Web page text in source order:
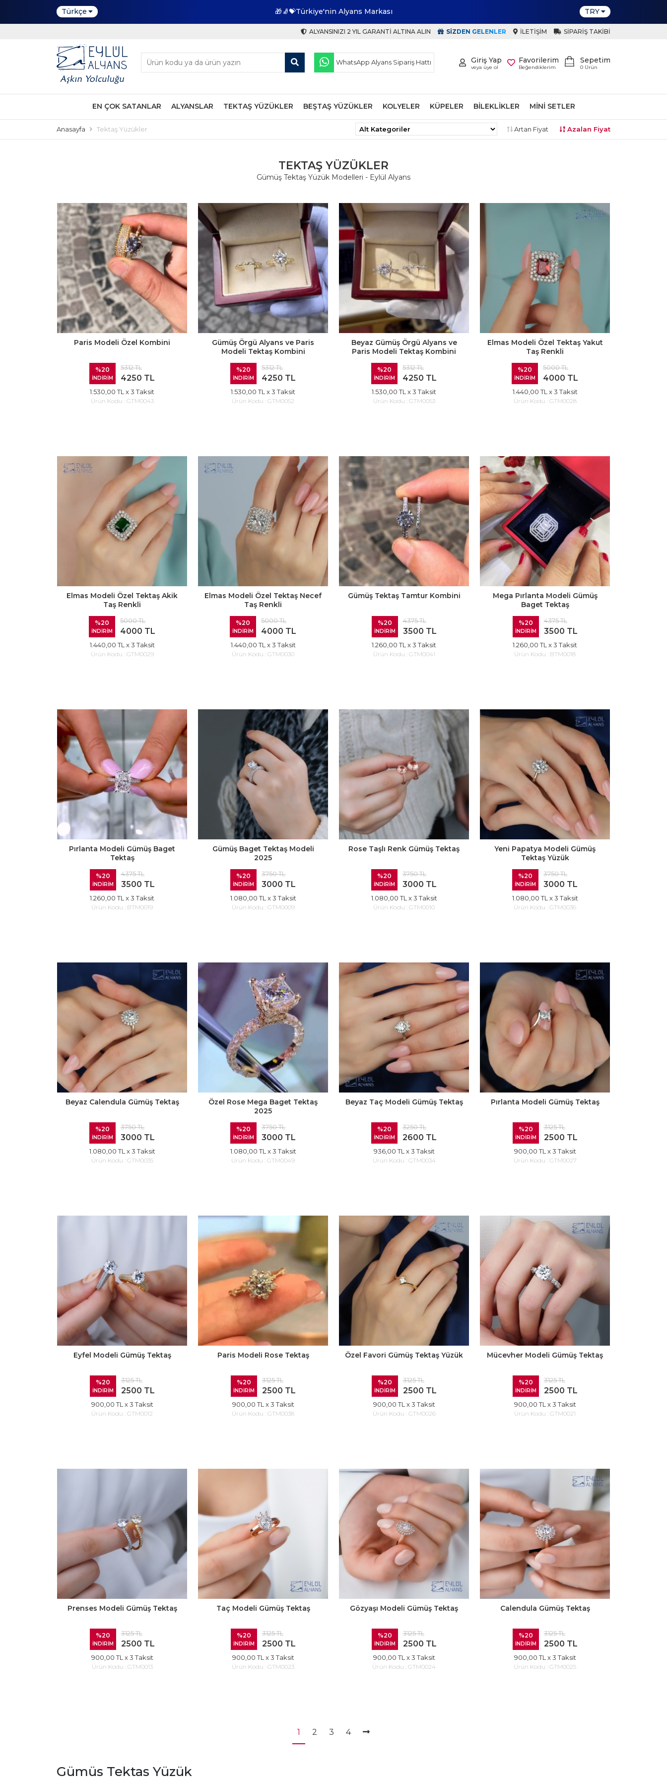
Türkçe 🎁🧦💝Türkiye'nin Alyans Markası TRY
ALYANSINIZI 2 YIL GARANTI ALTINA ALIN SIZDEN GELENLER İLETIŞIM SIPARIŞ TAKIBI
Sepetim
0 Ürün
Favorilerim
Beğendiklerim
Giriş Yap
veya üye ol
WhatsApp Alyans Sipariş Hattı
EN ÇOK SATANLAR ALYANSLAR TEKTAŞ YÜZÜKLER BEŞTAŞ YÜZÜKLER KOLYELER KÜPELER BILEKLIKLER MINI SETLER
Anasayfa Tektaş Yüzükler Artan Fiyat Azalan Fiyat
TEKTAŞ YÜZÜKLER
Gümüş Tektaş Yüzük Modelleri - Eylül Alyans
Paris Modeli Özel Kombini
%20
İNDİRİM
5312 TL
4250 TL
1.530,00 TL x 3 Taksit
Ürün Kodu : GTM0043
Gümüş Örgü Alyans ve Paris
Modeli Tektaş Kombini
%20
İNDİRİM
5312 TL
4250 TL
1.530,00 TL x 3 Taksit
Ürün Kodu : GTM0052
Beyaz Gümüş Örgü Alyans ve
Paris Modeli Tektaş Kombini
%20
İNDİRİM
5312 TL
4250 TL
1.530,00 TL x 3 Taksit
Ürün Kodu : GTM0053
Elmas Modeli Özel Tektaş Yakut
Taş Renkli
%20
İNDİRİM
5000 TL
4000 TL
1.440,00 TL x 3 Taksit
Ürün Kodu : GTM0028
Elmas Modeli Özel Tektaş Akik
Taş Renkli
%20
İNDİRİM
5000 TL
4000 TL
1.440,00 TL x 3 Taksit
Ürün Kodu : GTM0029
Elmas Modeli Özel Tektaş Necef
Taş Renkli
%20
İNDİRİM
5000 TL
4000 TL
1.440,00 TL x 3 Taksit
Ürün Kodu : GTM0030
Gümüş Tektaş Tamtur Kombini
%20
İNDİRİM
4375 TL
3500 TL
1.260,00 TL x 3 Taksit
Ürün Kodu : GTM0041
Mega Pırlanta Modeli Gümüş
Baget Tektaş
%20
İNDİRİM
4375 TL
3500 TL
1.260,00 TL x 3 Taksit
Ürün Kodu : BTM0018
Pırlanta Modeli Gümüş Baget
Tektaş
%20
İNDİRİM
4375 TL
3500 TL
1.260,00 TL x 3 Taksit
Ürün Kodu : BTM0019
Gümüş Baget Tektaş Modeli
2025
%20
İNDİRİM
3750 TL
3000 TL
1.080,00 TL x 3 Taksit
Ürün Kodu : GTM0009
Rose Taşlı Renk Gümüş Tektaş
%20
İNDİRİM
3750 TL
3000 TL
1.080,00 TL x 3 Taksit
Ürün Kodu : GTM0010
Yeni Papatya Modeli Gümüş
Tektaş Yüzük
%20
İNDİRİM
3750 TL
3000 TL
1.080,00 TL x 3 Taksit
Ürün Kodu : GTM0036
Beyaz Calendula Gümüş Tektaş
%20
İNDİRİM
3750 TL
3000 TL
1.080,00 TL x 3 Taksit
Ürün Kodu : GTM0035
Özel Rose Mega Baget Tektaş
2025
%20
İNDİRİM
3750 TL
3000 TL
1.080,00 TL x 3 Taksit
Ürün Kodu : GTM0049
Beyaz Taç Modeli Gümüş Tektaş
%20
İNDİRİM
3250 TL
2600 TL
936,00 TL x 3 Taksit
Ürün Kodu : GTM0034
Pırlanta Modeli Gümüş Tektaş
%20
İNDİRİM
3125 TL
2500 TL
900,00 TL x 3 Taksit
Ürün Kodu : GTM0027
Eyfel Modeli Gümüş Tektaş
%20
İNDİRİM
3125 TL
2500 TL
900,00 TL x 3 Taksit
Ürün Kodu : GTM0012
Paris Modeli Rose Tektaş
%20
İNDİRİM
3125 TL
2500 TL
900,00 TL x 3 Taksit
Ürün Kodu : GTM0038
Özel Favori Gümüş Tektaş Yüzük
%20
İNDİRİM
3125 TL
2500 TL
900,00 TL x 3 Taksit
Ürün Kodu : GTM0026
Mücevher Modeli Gümüş Tektaş
%20
İNDİRİM
3125 TL
2500 TL
900,00 TL x 3 Taksit
Ürün Kodu : GTM0021
Prenses Modeli Gümüş Tektaş
%20
İNDİRİM
3125 TL
2500 TL
900,00 TL x 3 Taksit
Ürün Kodu : GTM0013
Taç Modeli Gümüş Tektaş
%20
İNDİRİM
3125 TL
2500 TL
900,00 TL x 3 Taksit
Ürün Kodu : GTM0023
Gözyaşı Modeli Gümüş Tektaş
%20
İNDİRİM
3125 TL
2500 TL
900,00 TL x 3 Taksit
Ürün Kodu : GTM0024
Calendula Gümüş Tektaş
%20
İNDİRİM
3125 TL
2500 TL
900,00 TL x 3 Taksit
Ürün Kodu : GTM0025
1 2 3 4
Gümüs Tektas Yüzük